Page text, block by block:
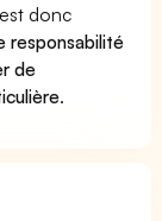
donc
responsabilité
de
.